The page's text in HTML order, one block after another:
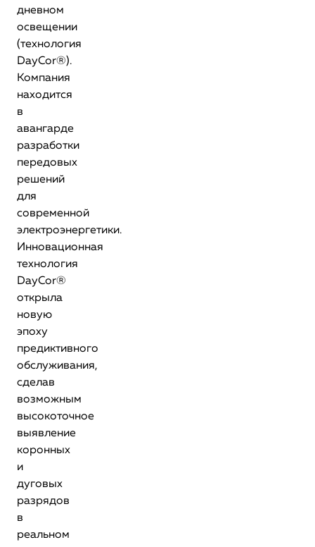
дневном
освещении
(технология
DayCor®).
Компания
находится
в
авангарде
разработки
передовых
решений
для
современной
электроэнергетики.
Инновационная
технология
DayCor®
открыла
новую
эпоху
предиктивного
обслуживания,
сделав
возможным
высокоточное
выявление
коронных
и
дуговых
разрядов
в
реальном